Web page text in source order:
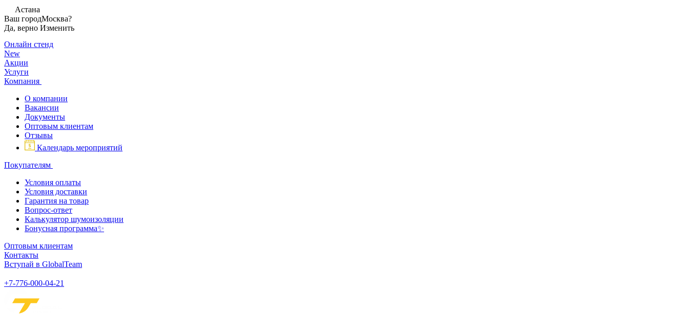
Астана
Ваш городМосква?
Да, верно Изменить
Онлайн стенд
New
Акции
Услуги
Компания
О компании
Вакансии
Документы
Оптовым клиентам
Отзывы
Календарь мероприятий
Покупателям
Условия оплаты
Условия доставки
Гарантия на товар
Вопрос-ответ
Калькулятор шумоизоляции
Бонусная программа✨
Оптовым клиентам
Контакты
Вступай в GlobalTeam
+7-776-000-04-21